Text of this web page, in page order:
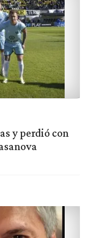
y perdió con